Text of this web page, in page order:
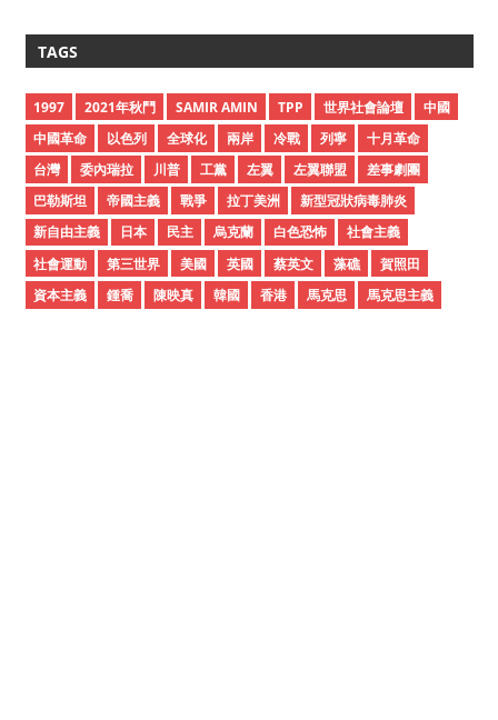
h
v
e
s
TAGS
1997 2021年秋鬥 SAMIR AMIN TPP 世界社會論壇
中國
中國革命
以色列 全球化 兩岸 冷戰 列寧
十月革命
台灣
委內瑞拉 川普 工黨 左翼 左翼聯盟
差事劇團
巴勒斯坦
帝國主義 戰爭 拉丁美洲
新型冠狀病毒肺炎
新自由主義
日本 民主 烏克蘭 白色恐怖
社會主義
社會運動
第三世界 美國 英國 蔡英文 藻礁
賀照田
資本主義
鍾喬 陳映真 韓國 香港 馬克思 馬克思主義